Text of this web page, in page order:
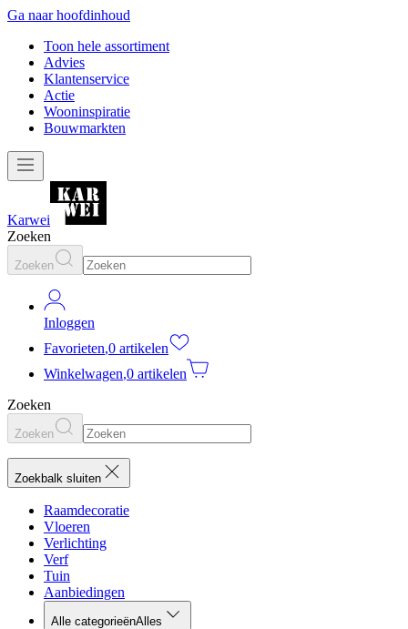
Ga naar hoofdinhoud
Toon hele assortiment
Advies
Klantenservice
Actie
Wooninspiratie
Bouwmarkten
Karwei
Zoeken
Zoeken
Inloggen
Favorieten,0 artikelen
Winkelwagen,0 artikelen
Zoeken
Zoeken
Zoekbalk sluiten
Raamdecoratie
Vloeren
Verlichting
Verf
Tuin
Aanbiedingen
Alle categorieënAlles